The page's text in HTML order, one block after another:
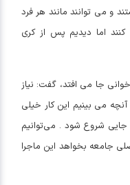
می توانند مانند هر فرد
اما دیدیم پس از کری
جا می افتد، گفت: نیاز
می بینیم این کار خیلی
شروع شود . می‌توانیم
جامعه بخواهد این ماجرا